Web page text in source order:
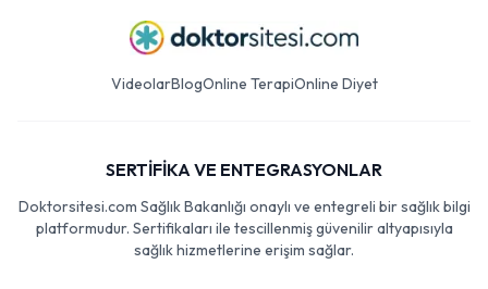
VideolarBlogOnline TerapiOnline Diyet
SERTİFİKA VE ENTEGRASYONLAR
Doktorsitesi.com Sağlık Bakanlığı onaylı ve entegreli bir sağlık bilgi
platformudur. Sertifikaları ile tescillenmiş güvenilir altyapısıyla
sağlık hizmetlerine erişim sağlar.